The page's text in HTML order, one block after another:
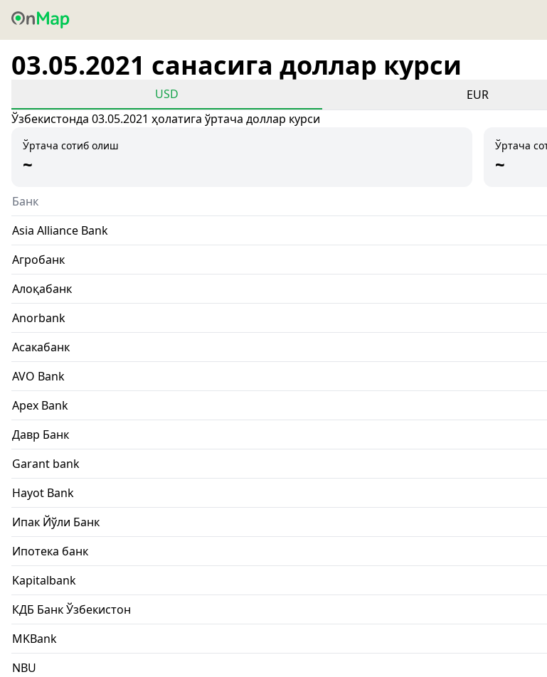
03.05.2021 санасига доллар курси
USD EUR
Ўзбекистонда 03.05.2021 ҳолатига ўртача доллар курси
Ўртача сотиб олиш
~
Ўртача
~
Банк
Asia Alliance Bank
Агробанк
Алоқабанк
Anorbank
Асакабанк
AVO Bank
Apex Bank
Давр Банк
Garant bank
Hayot Bank
Ипак Йўли Банк
Ипотека банк
Kapitalbank
КДБ Банк Ўзбекистон
MKBank
NBU